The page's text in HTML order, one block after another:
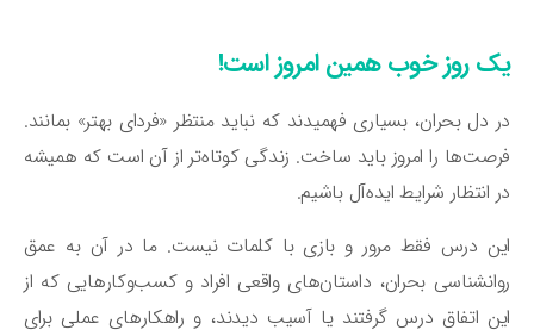
روز خوب همین امروز است!
دل بحران، بسیاری فهمیدند که نباید منتظر «فردای بهتر» بمانند.
را امروز باید ساخت. زندگی کوتاه‌تر از آن است که همیشه
انتظار شرایط ایده‌آل باشیم.
درس فقط مرور و بازی با کلمات نیست. ما در آن به عمق
بحران، داستان‌های واقعی افراد و کسب‌وکارهایی که از
اتفاق درس گرفتند یا آسیب دیدند، و راهکارهای عملی برای